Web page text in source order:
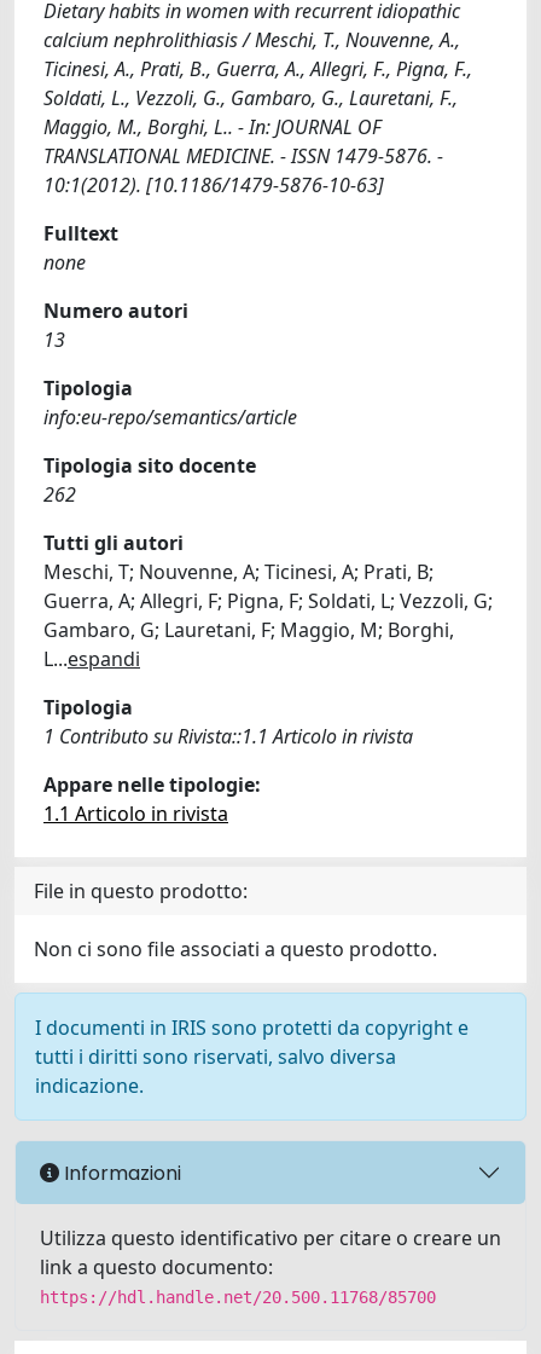
Dietary habits in women with recurrent idiopathic
calcium nephrolithiasis / Meschi, T., Nouvenne, A.,
Ticinesi, A., Prati, B., Guerra, A., Allegri, F., Pigna, F.,
Soldati, L., Vezzoli, G., Gambaro, G., Lauretani, F.,
Maggio, M., Borghi, L.. - In: JOURNAL OF
TRANSLATIONAL MEDICINE. - ISSN 1479-5876. -
10:1(2012). [10.1186/1479-5876-10-63]
Fulltext
none
Numero autori
13
Tipologia
info:eu-repo/semantics/article
Tipologia sito docente
262
Tutti gli autori
Meschi, T; Nouvenne, A; Ticinesi, A; Prati, B;
Guerra, A; Allegri, F; Pigna, F; Soldati, L; Vezzoli, G;
Gambaro, G; Lauretani, F; Maggio, M; Borghi,
L...espandi
Tipologia
1 Contributo su Rivista::1.1 Articolo in rivista
Appare nelle tipologie:
1.1 Articolo in rivista
File in questo prodotto:
Non ci sono file associati a questo prodotto.
I documenti in IRIS sono protetti da copyright e
tutti i diritti sono riservati, salvo diversa
indicazione.
Informazioni
Utilizza questo identificativo per citare o creare un
link a questo documento:
https://hdl.handle.net/20.500.11768/85700